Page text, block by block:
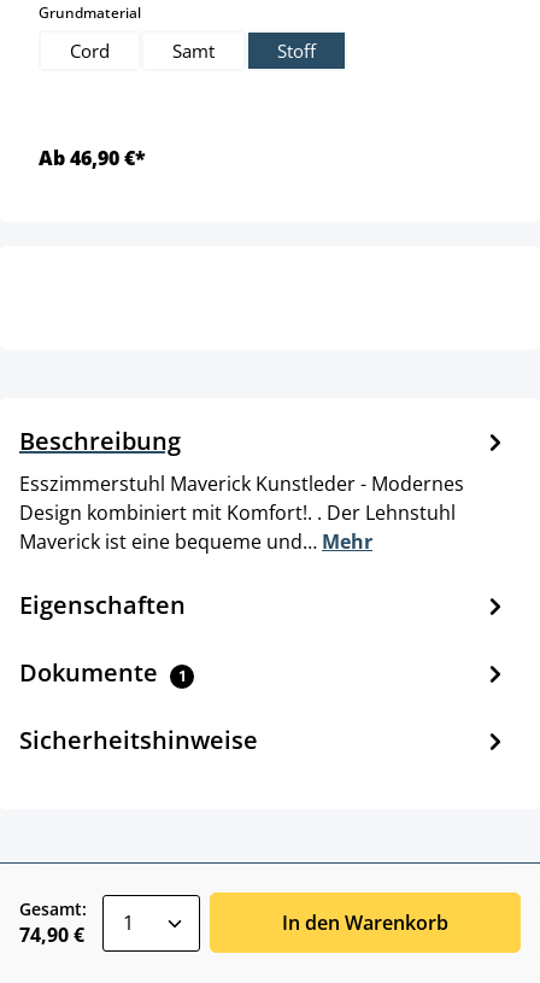
Grundmaterialauswählen
Cord Samt Stoff
Ab 46,90 €*
Beschreibung
Esszimmerstuhl Maverick Kunstleder - Modernes
Design kombiniert mit Komfort!. . Der Lehnstuhl
Maverick ist eine bequeme und… Mehr
Eigenschaften
Dokumente 1
Sicherheitshinweise
Gesamt:
74,90 € In den Warenkorb